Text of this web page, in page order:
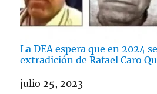
La DEA espera que en 2024
extradición de Rafael Caro
Fecha
julio 25, 2023